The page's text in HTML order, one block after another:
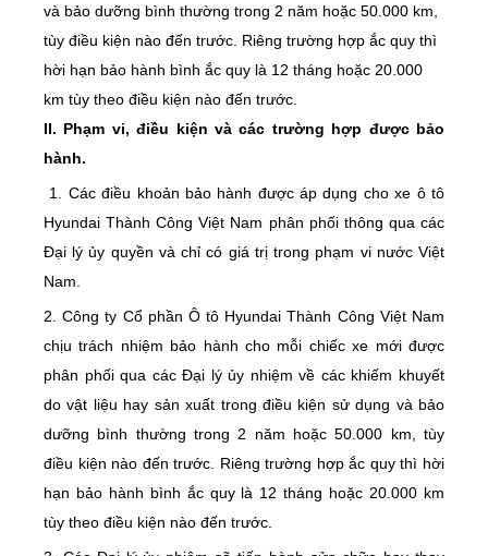
và bảo dưỡng bình thường trong 2 năm hoặc 50.000 km,
tùy điều kiện nào đến trước. Riêng trường hợp ắc quy thì
hời hạn bảo hành bình ắc quy là 12 tháng hoặc 20.000
km tùy theo điều kiện nào đến trước.
II. Phạm vi, điều kiện và các trường hợp được bảo
hành.
1. Các điều khoản bảo hành được áp dụng cho xe ô tô
Hyundai Thành Công Việt Nam phân phối thông qua các
Đại lý ủy quyền và chỉ có giá trị trong phạm vi nước Việt
Nam.
2. Công ty Cổ phần Ô tô Hyundai Thành Công Việt Nam
chịu trách nhiệm bảo hành cho mỗi chiếc xe mới được
phân phối qua các Đại lý ủy nhiệm về các khiếm khuyết
do vật liệu hay sản xuất trong điều kiện sử dụng và bảo
dưỡng bình thường trong 2 năm hoặc 50.000 km, tùy
điều kiện nào đến trước. Riêng trường hợp ắc quy thì hời
hạn bảo hành bình ắc quy là 12 tháng hoặc 20.000 km
tùy theo điều kiện nào đến trước.